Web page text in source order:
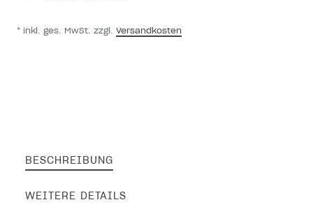
* inkl. ges. MwSt. zzgl. Versandkosten
BESCHREIBUNG
WEITERE DETAILS